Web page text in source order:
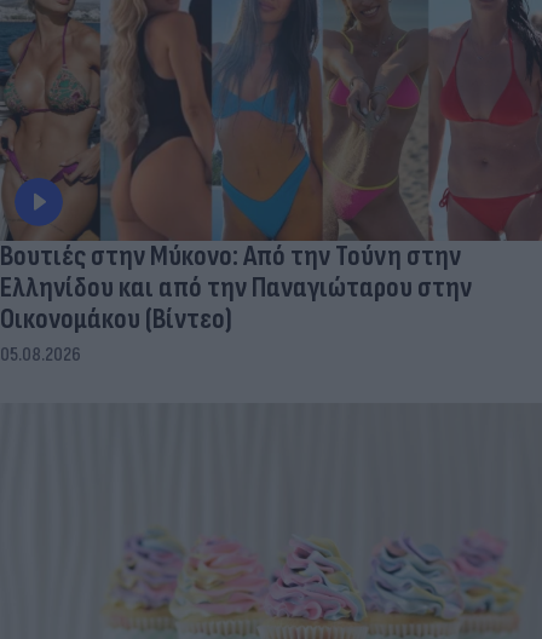
Βουτιές στην Μύκονo: Από την Τούνη στην
Ελληνίδου και από την Παναγιώταρου στην
Οικονομάκου (Βίντεο)
05.08.2026